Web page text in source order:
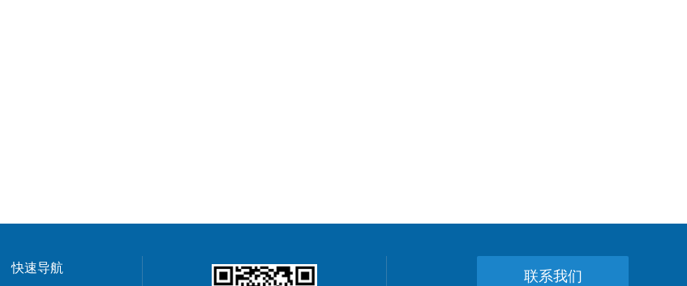
快速导航
联系我们